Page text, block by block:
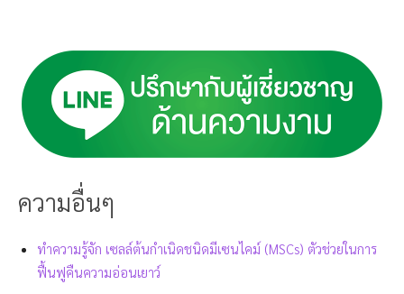
ความอื่นๆ
ทำความรู้จัก เซลล์ต้นกำเนิดชนิดมีเซนไคม์ (MSCs) ตัวช่วยในการ
ฟื้นฟูคืนความอ่อนเยาว์